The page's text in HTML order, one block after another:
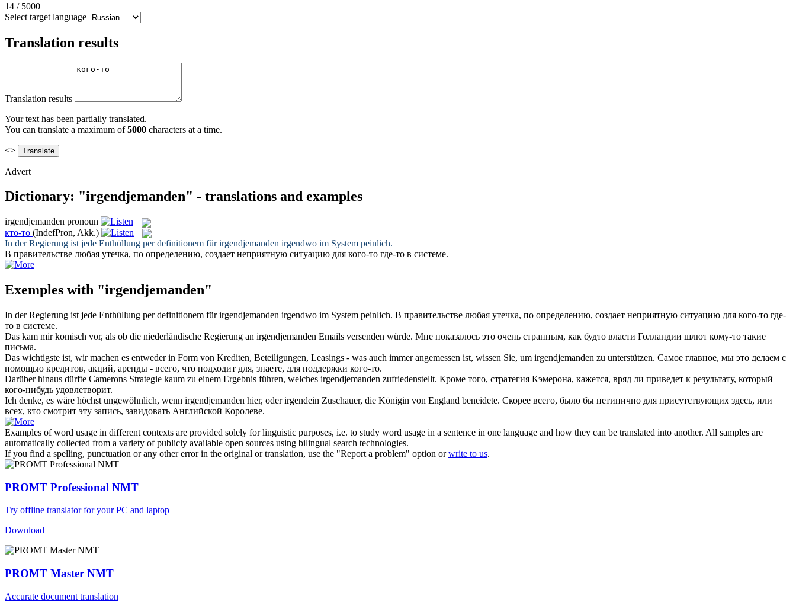
14 / 5000
Select target language
Translation results
Translation results
Your text has been partially translated.
You can translate a maximum of5000 characters at a time.
<>
Advert
Dictionary: "irgendjemanden" - translations and examples
irgendjemanden pronoun
кто-то (IndefPron, Akk.)
In der Regierung ist jede Enthüllung per definitionem fürirgendjemanden irgendwo im System peinlich.
В правительстве любая утечка, по определению, создает неприятную ситуацию для кого-то где-то в системе.
Exemples with "irgendjemanden"
In der Regierung ist jede Enthüllung per definitionem fürirgendjemanden irgendwo im System peinlich. В правительстве любая утечка, по определению, создает неприятную ситуацию для кого-то где-
то в системе.
Das kam mir komisch vor, als ob die niederländische Regierung an irgendjemanden Emails versenden würde. Мне показалось это очень странным, как будто власти Голландии шлют кому-то такие
письма.
Das wichtigste ist, wir machen es entweder in Form von Krediten, Beteiligungen, Leasings - was auch immer angemessen ist, wissen Sie, um irgendjemanden zu unterstützen. Самое главное, мы это делаем с
помощью кредитов, акций, аренды - всего, что подходит для, знаете, для поддержки кого-то.
Darüber hinaus dürfte Camerons Strategie kaum zu einem Ergebnis führen, welches irgendjemanden zufriedenstellt. Кроме того, стратегия Кэмерона, кажется, вряд ли приведет к результату, который
кого-нибудь удовлетворит.
Ich denke, es wäre höchst ungewöhnlich, wenn irgendjemanden hier, oder irgendein Zuschauer, die Königin von England beneidete. Скорее всего, было бы нетипично для присутствующих здесь, или
всех, кто смотрит эту запись, завидовать Английской Королеве.
Examples of word usage in different contexts are provided solely for linguistic purposes, i.e. to study word usage in a sentence in one language and how they can be translated into another. All samples are
automatically collected from a variety of publicly available open sources using bilingual search technologies.
If you find a spelling, punctuation or any other error in the original or translation, use the "Report a problem" option orwrite to us.
PROMT Professional NMT
Try offline translator for your PC and laptop
Download
PROMT Master NMT
Accurate document translation